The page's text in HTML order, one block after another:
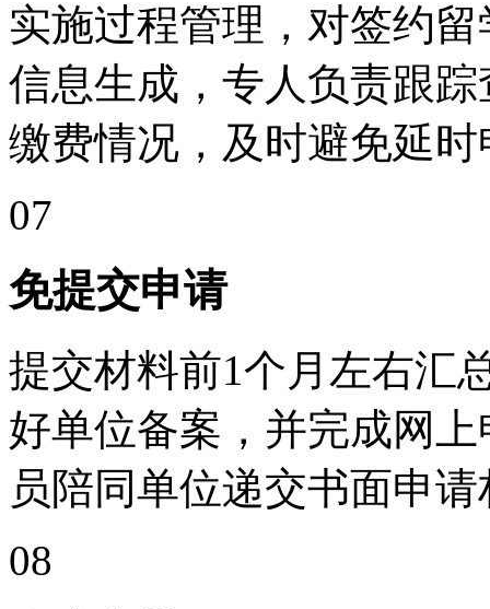
实施过程管理，对签约
信息生成，专人负责跟
缴费情况，及时避免延
07
免提交申请
提交材料前1个月左右汇
好单位备案，并完成网
员陪同单位递交书面申
08